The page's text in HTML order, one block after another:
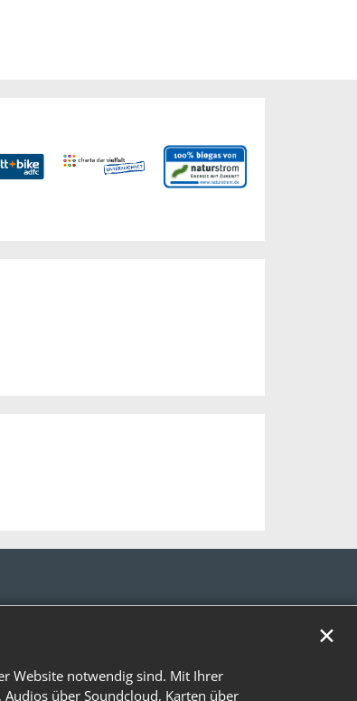
Website notwendig sind. Mit Ihrer
über Soundcloud, Karten über
✕